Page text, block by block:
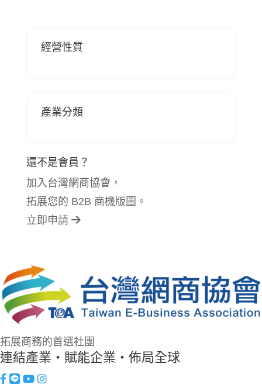
經營性質
產業分類
還不是會員？
加入台灣網商協會，
拓展您的 B2B 商機版圖。
立即申請
拓展商務的首選社團
連結產業・賦能企業・佈局全球